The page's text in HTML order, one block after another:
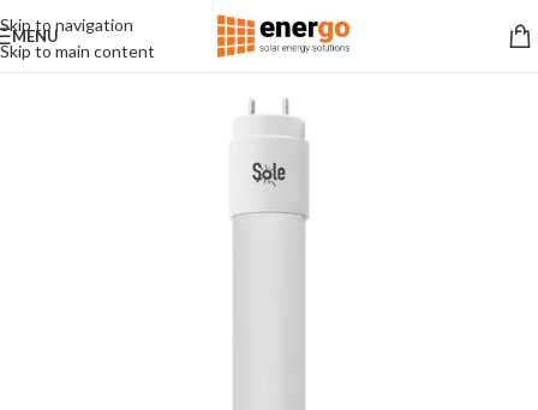
Skip to navigation
Skip to main content
MENU